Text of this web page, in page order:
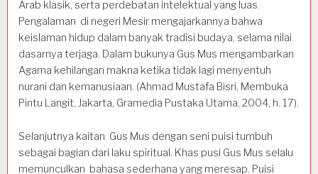
Arab klasik, serta perdebatan intelektual yang luas.
Pengalaman di negeri Mesir mengajarkannya bahwa
keislaman hidup dalam banyak tradisi budaya, selama nilai
dasarnya terjaga. Dalam bukunya Gus Mus mengambarkan
Agama kehilangan makna ketika tidak lagi menyentuh
nurani dan kemanusiaan. (Ahmad Mustafa Bisri, Membuka
Pintu Langit, Jakarta, Gramedia Pustaka Utama, 2004, h. 17).
Selanjutnya kaitan Gus Mus dengan seni puisi tumbuh
sebagai bagian dari laku spiritual. Khas pusi Gus Mus selalu
memunculkan bahasa sederhana yang meresap. Puisi